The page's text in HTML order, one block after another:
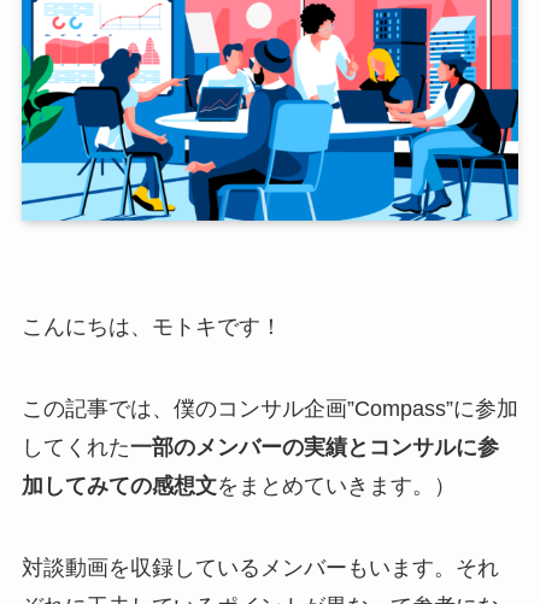
こんにちは、モトキです！
この記事では、僕のコンサル企画”Compass”に参加
してくれた一部のメンバーの実績とコンサルに参
加してみての感想文をまとめていきます。）
対談動画を収録しているメンバーもいます。それ